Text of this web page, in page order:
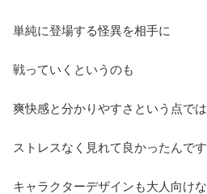
単純に登場する怪異を相手に
戦っていくというのも
爽快感と分かりやすさという点では
ストレスなく見れて良かったんで
キャラクターデザインも大人向け